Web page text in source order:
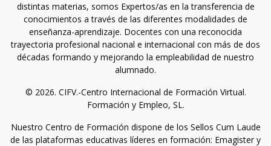
distintas materias, somos Expertos/as en la transferencia de
conocimientos a través de las diferentes modalidades de
enseñanza-aprendizaje. Docentes con una reconocida
trayectoria profesional nacional e internacional con más de dos
décadas formando y mejorando la empleabilidad de nuestro
alumnado.
© 2026. CIFV.-Centro Internacional de Formación Virtual.
Formación y Empleo, SL.
Nuestro Centro de Formación dispone de los Sellos Cum Laude
de las plataformas educativas líderes en formación: Emagister y